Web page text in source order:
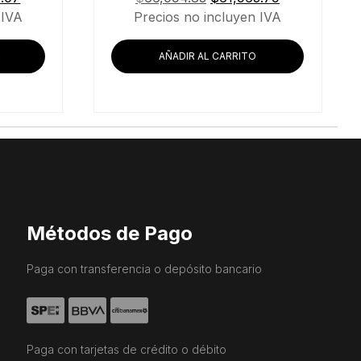
precio
$24,337.07.
precio
era:
$66,094.83.
precio
$61,963.79.
Precios no incluyen IVA
AÑADIR AL CARRITO
Métodos de Pago
Paga con transferencia o depósito bancario
Paga con tarjetas de crédito o débito